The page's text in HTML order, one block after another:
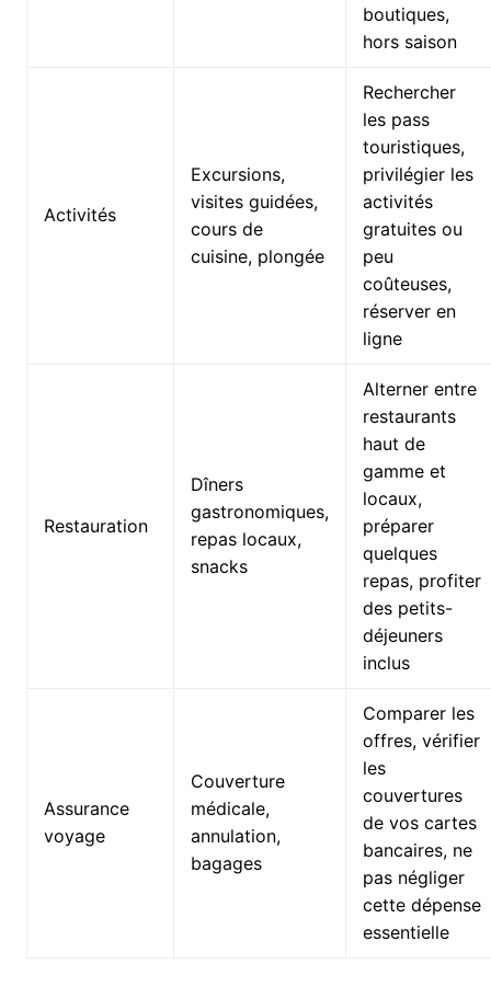
boutiques,
hors saison
Activités
Excursions,
visites guidées,
cours de
cuisine, plongée
Rechercher
les pass
touristiques,
privilégier les
activités
gratuites ou
peu
coûteuses,
réserver en
ligne
Restauration
Dîners
gastronomiques,
repas locaux,
snacks
Alterner entre
restaurants
haut de
gamme et
locaux,
préparer
quelques
repas, profiter
des petits-
déjeuners
inclus
Assurance
voyage
Couverture
médicale,
annulation,
bagages
Comparer les
offres, vérifier
les
couvertures
de vos cartes
bancaires, ne
pas négliger
cette dépense
essentielle